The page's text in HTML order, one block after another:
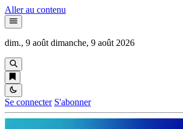
Aller au contenu
dim., 9 août dimanche, 9 août 2026
Se connecter S'abonner